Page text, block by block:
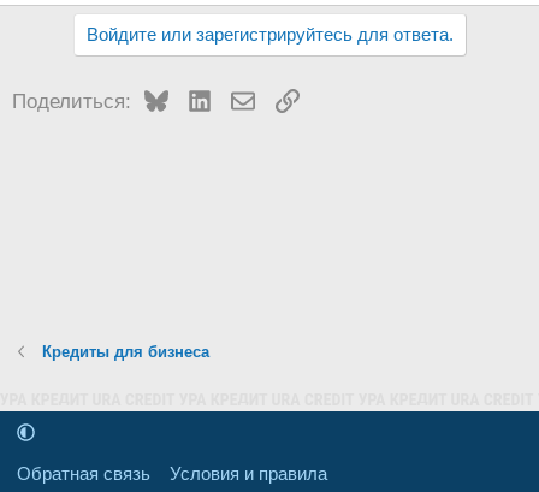
Войдите или зарегистрируйтесь для ответа.
Поделиться: BlueskyLinkedInЭлектронная почта
Ссылка
Кредиты для бизнеса
Обратная связь Условия и правила